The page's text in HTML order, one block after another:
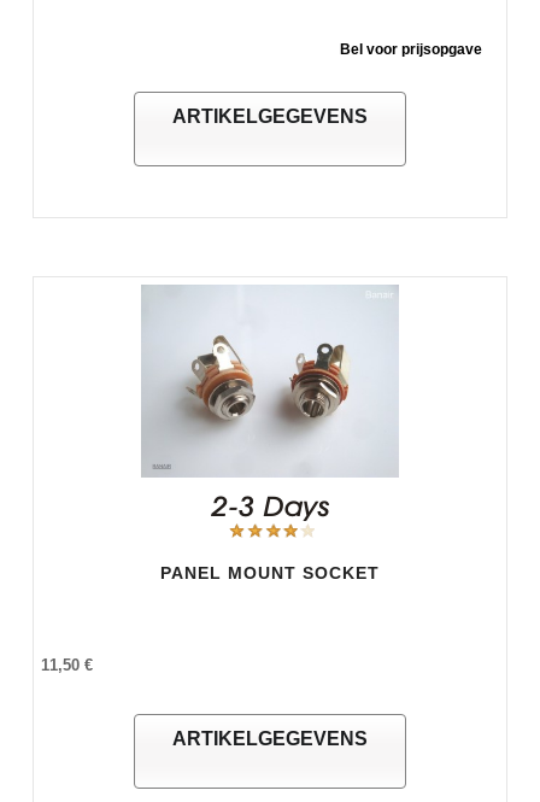
Bel voor prijsopgave
ARTIKELGEGEVENS
PANEL MOUNT SOCKET
11,50 €
ARTIKELGEGEVENS